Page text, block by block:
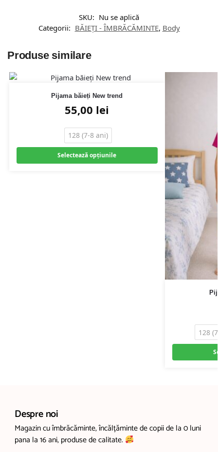
SKU: Nu se aplică
Categorii: BĂIEȚI - ÎMBRĂCĂMINTE, Body
Produse similare
Pijama băieți New trend
55,00 lei
128 (7-8 ani)
Selectează opțiunile
128
Despre noi
Magazin cu îmbrăcăminte, încălțăminte de copii de la 0 luni
pana la 16 ani, produse de calitate.